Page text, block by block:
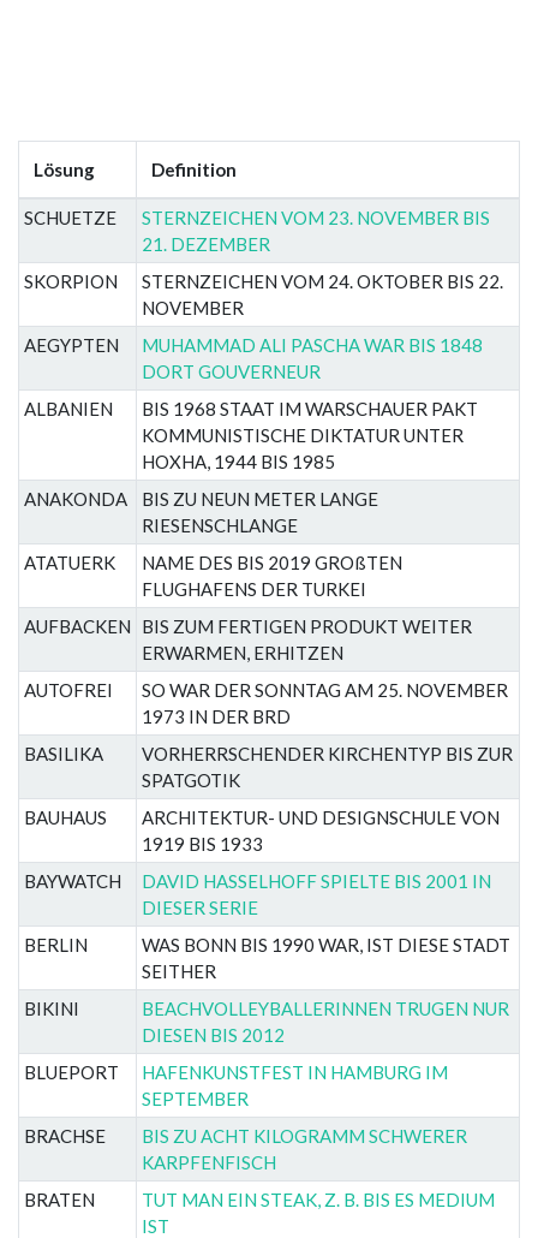
Lösung Definition
SCHUETZE
STERNZEICHEN VOM 23. NOVEMBER BIS
21. DEZEMBER
SKORPION
STERNZEICHEN VOM 24. OKTOBER BIS 22.
NOVEMBER
AEGYPTEN
MUHAMMAD ALI PASCHA WAR BIS 1848
DORT GOUVERNEUR
ALBANIEN
BIS 1968 STAAT IM WARSCHAUER PAKT
KOMMUNISTISCHE DIKTATUR UNTER
HOXHA, 1944 BIS 1985
ANAKONDA
BIS ZU NEUN METER LANGE
RIESENSCHLANGE
ATATUERK
NAME DES BIS 2019 GROßTEN
FLUGHAFENS DER TURKEI
AUFBACKEN
BIS ZUM FERTIGEN PRODUKT WEITER
ERWARMEN, ERHITZEN
AUTOFREI
SO WAR DER SONNTAG AM 25. NOVEMBER
1973 IN DER BRD
BASILIKA
VORHERRSCHENDER KIRCHENTYP BIS ZUR
SPATGOTIK
BAUHAUS
ARCHITEKTUR- UND DESIGNSCHULE VON
1919 BIS 1933
BAYWATCH
DAVID HASSELHOFF SPIELTE BIS 2001 IN
DIESER SERIE
BERLIN
WAS BONN BIS 1990 WAR, IST DIESE STADT
SEITHER
BIKINI
BEACHVOLLEYBALLERINNEN TRUGEN NUR
DIESEN BIS 2012
BLUEPORT
HAFENKUNSTFEST IN HAMBURG IM
SEPTEMBER
BRACHSE
BIS ZU ACHT KILOGRAMM SCHWERER
KARPFENFISCH
BRATEN
TUT MAN EIN STEAK, Z. B. BIS ES MEDIUM
IST